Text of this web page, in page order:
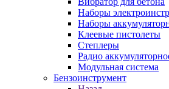
Наборы
Наборы
Клеевые пистолеты
Степлеры
Радио
Модульная система
Бензоинструмент